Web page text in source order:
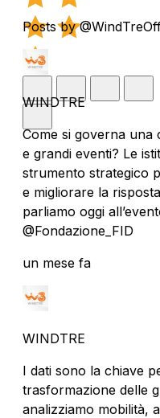
Posts by
WINDTRE
Come si governa una
e grandi eventi? Le
strumento strategico
e migliorare la
parliamo oggi
@Fondazione_FID
un mese fa
WINDTRE
I dati sono la chiave
trasformazione delle
analizziamo mobilità,